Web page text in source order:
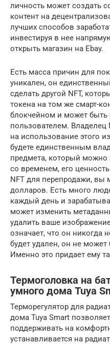
личность может создать
контент на
лучших способов
инвестируя в нее
открыть магазин на Ebay.
Есть масса причин для
уникален, он
сделать другой NFT,
токена на том же смарт-
блокчейном и может
пользователем.
на использование этого
будете единственным
предмета, который
со временем, его
NFT для перепродажи, вы
долларов. Есть много
каждый день и
может изменить
удалить ваше
означает, что он никогда
будет удален, он не может
Именно это придает ему
Термоголовка на
умного дома Tuya
Терморегулятор для
дома Tuya Smart
поддерживать на
устанавливается на